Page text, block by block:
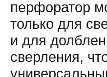
перфоратор
только для
и для
сверления,